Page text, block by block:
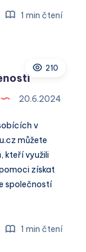
1 min čtení
210
20.6.2024
v
můžete
kteří využili
získat
společností
1 min čtení